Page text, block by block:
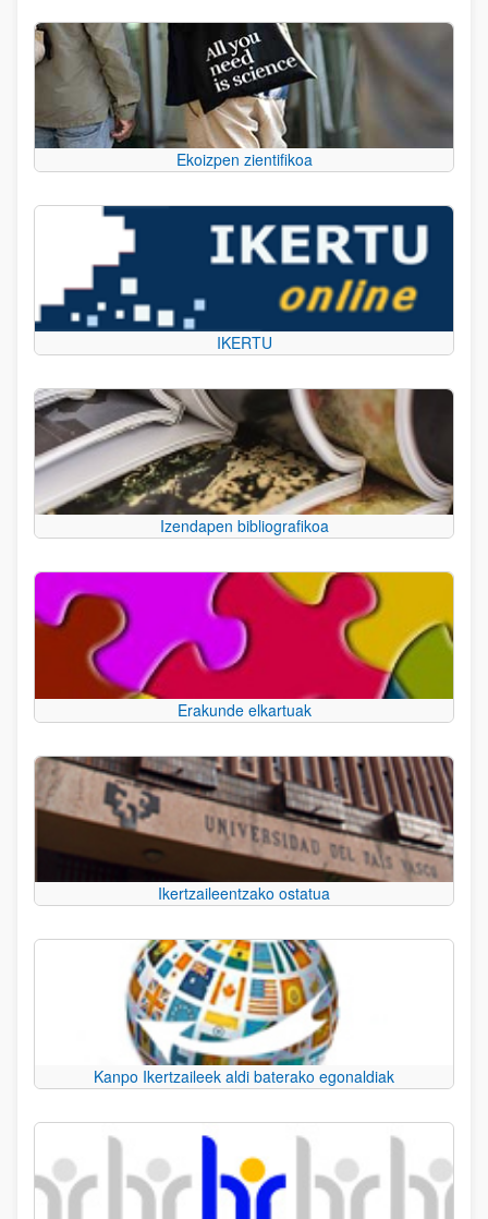
Ekoizpen zientifikoa
IKERTU
Izendapen bibliografikoa
Erakunde elkartuak
Ikertzaileentzako ostatua
Kanpo Ikertzaileek aldi baterako egonaldiak